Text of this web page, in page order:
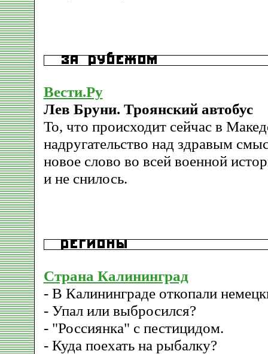
Вести.Ру
Лев Бруни. Троянский автобус
То, что происходит сейчас в
надругательство над здравым
новое слово во всей военной
и не снилось.
Страна Калининград
- В Калининграде откопали
- Упал или выбросился?
- "Россиянка" с пестицидом.
- Куда поехать на рыбалку?